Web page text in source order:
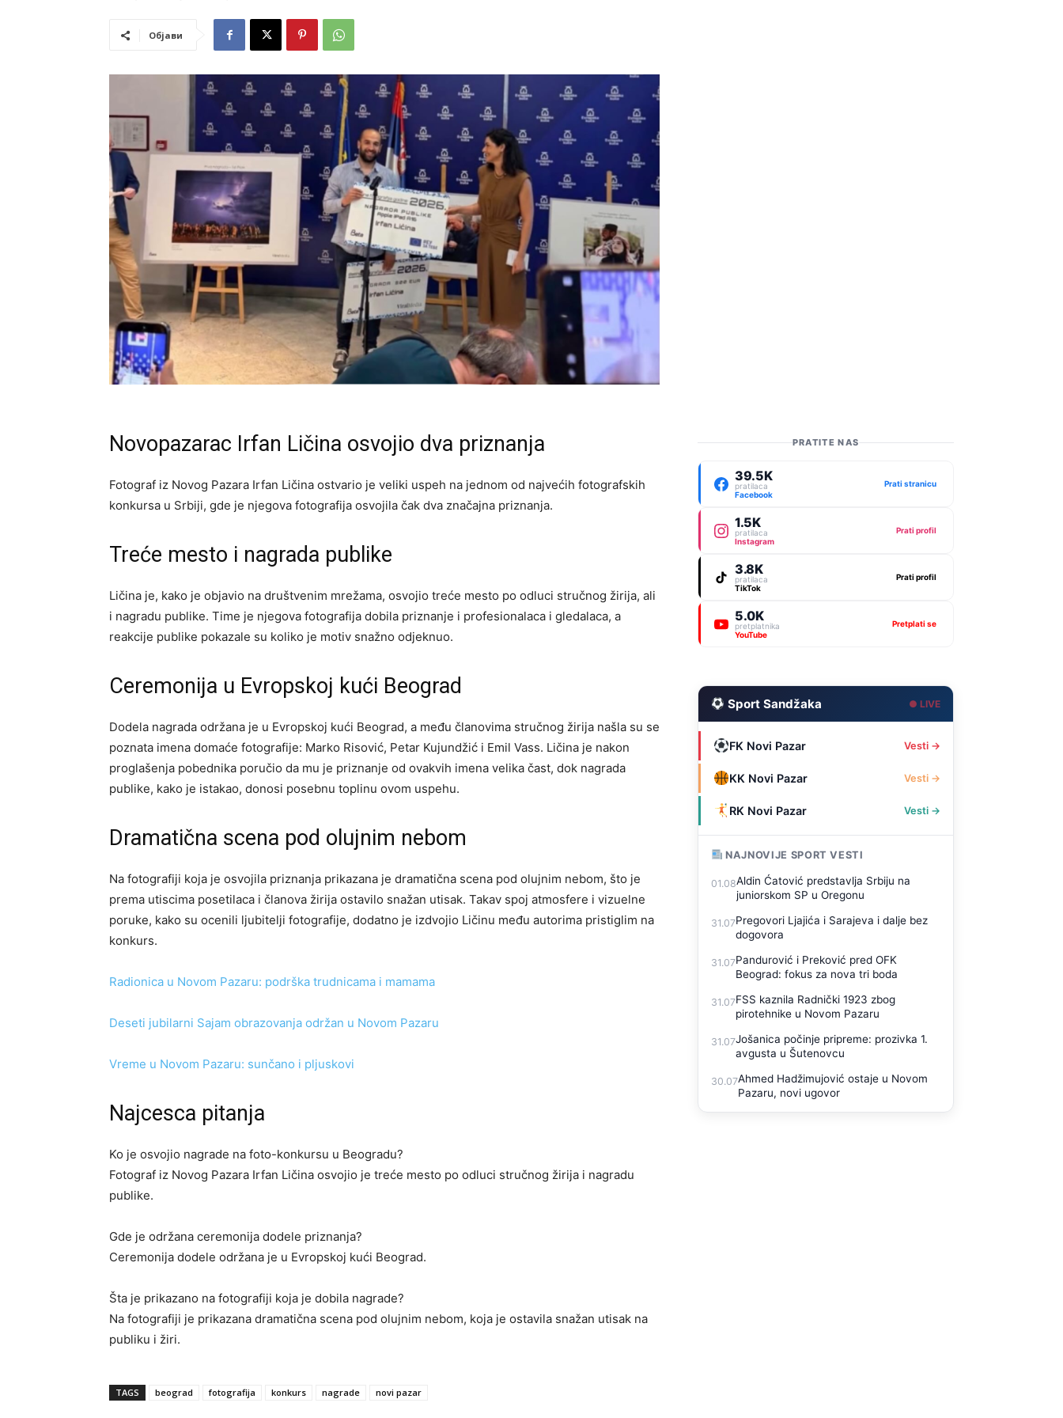
Објави
Novopazarac Irfan Ličina osvojio dva priznanja
Fotograf iz Novog Pazara Irfan Ličina ostvario je veliki uspeh na jednom od najvećih fotografskih
konkursa u Srbiji, gde je njegova fotografija osvojila čak dva značajna priznanja.
Treće mesto i nagrada publike
Ličina je, kako je objavio na društvenim mrežama, osvojio treće mesto po odluci stručnog žirija, ali
i nagradu publike. Time je njegova fotografija dobila priznanje i profesionalaca i gledalaca, a
reakcije publike pokazale su koliko je motiv snažno odjeknuo.
Ceremonija u Evropskoj kući Beograd
Dodela nagrada održana je u Evropskoj kući Beograd, a među članovima stručnog žirija našla su se
poznata imena domaće fotografije: Marko Risović, Petar Kujundžić i Emil Vass. Ličina je nakon
proglašenja pobednika poručio da mu je priznanje od ovakvih imena velika čast, dok nagrada
publike, kako je istakao, donosi posebnu toplinu ovom uspehu.
Dramatična scena pod olujnim nebom
Na fotografiji koja je osvojila priznanja prikazana je dramatična scena pod olujnim nebom, što je
prema utiscima posetilaca i članova žirija ostavilo snažan utisak. Takav spoj atmosfere i vizuelne
poruke, kako su ocenili ljubitelji fotografije, dodatno je izdvojio Ličinu među autorima pristiglim na
konkurs.
Radionica u Novom Pazaru: podrška trudnicama i mamama
Deseti jubilarni Sajam obrazovanja održan u Novom Pazaru
Vreme u Novom Pazaru: sunčano i pljuskovi
Najcesca pitanja
Ko je osvojio nagrade na foto-konkursu u Beogradu?
Fotograf iz Novog Pazara Irfan Ličina osvojio je treće mesto po odluci stručnog žirija i nagradu
publike.
Gde je održana ceremonija dodele priznanja?
Ceremonija dodele održana je u Evropskoj kući Beograd.
Šta je prikazano na fotografiji koja je dobila nagrade?
Na fotografiji je prikazana dramatična scena pod olujnim nebom, koja je ostavila snažan utisak na
publiku i žiri.
TAGS beograd fotografija konkurs nagrade novi pazar
PRATITE NAS
39.5K
pratilaca
Facebook
Prati stranicu
1.5K
pratilaca
Instagram
Prati profil
3.8K
pratilaca
TikTok
Prati profil
5.0K
pretplatnika
YouTube
Pretplati se
Sport Sandžaka ● LIVE
FK Novi Pazar Vesti →
KK Novi Pazar Vesti →
RK Novi Pazar Vesti →
NAJNOVIJE SPORT VESTI
01.08Aldin Ćatović predstavlja Srbiju na
juniorskom SP u Oregonu
31.07Pregovori Ljajića i Sarajeva i dalje bez
dogovora
31.07Pandurović i Preković pred OFK
Beograd: fokus za nova tri boda
31.07FSS kaznila Radnički 1923 zbog
pirotehnike u Novom Pazaru
31.07Jošanica počinje pripreme: prozivka 1.
avgusta u Šutenovcu
30.07Ahmed Hadžimujović ostaje u Novom
Pazaru, novi ugovor